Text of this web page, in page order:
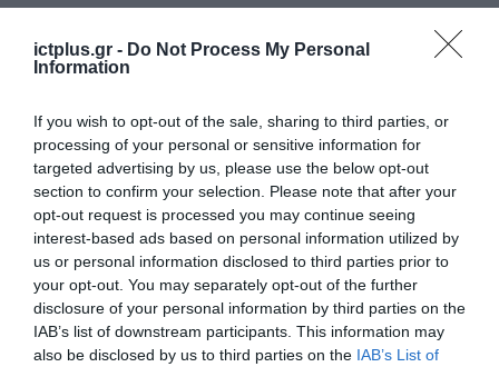
ictplus.gr - Do Not Process My Personal
Information
If you wish to opt-out of the sale, sharing to third parties, or
processing of your personal or sensitive information for
targeted advertising by us, please use the below opt-out
section to confirm your selection. Please note that after your
opt-out request is processed you may continue seeing
interest-based ads based on personal information utilized by
us or personal information disclosed to third parties prior to
your opt-out. You may separately opt-out of the further
disclosure of your personal information by third parties on the
IAB’s list of downstream participants. This information may
also be disclosed by us to third parties on the IAB’s List of
06.07.2021
ΨΗΦΙΑΚΗ ΣΤΡΑΤΗΓΙΚΗ